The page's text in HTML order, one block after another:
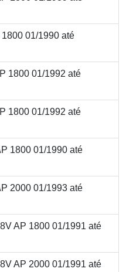
01/1990 até
1800 01/1992 até
1800 01/1992 até
1800 01/1990 até
2000 01/1993 até
AP 1800 01/1991 até
AP 2000 01/1991 até